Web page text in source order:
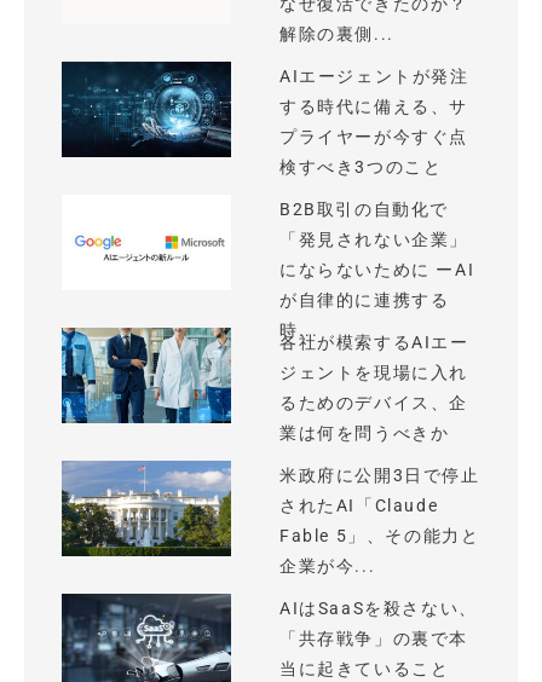
なぜ復活できたのか？
解除の裏側...
AIエージェントが発注
する時代に備える、サ
プライヤーが今すぐ点
検すべき3つのこと
B2B取引の自動化で
「発見されない企業」
にならないために ーAI
が自律的に連携する
時...
各社が模索するAIエー
ジェントを現場に入れ
るためのデバイス、企
業は何を問うべきか
米政府に公開3日で停止
されたAI「Claude
Fable 5」、その能力と
企業が今...
AIはSaaSを殺さない、
「共存戦争」の裏で本
当に起きていること